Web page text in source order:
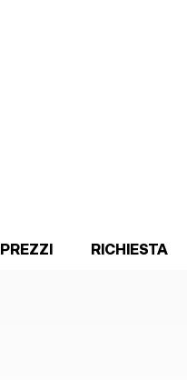
PREZZI RICHIESTA